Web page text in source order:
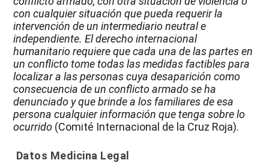
con cualquier situación que pueda requerir la
intervención de un intermediario neutral e
independiente. El derecho internacional
humanitario requiere que cada una de las partes en
un conflicto tome todas las medidas factibles para
localizar a las personas cuya desaparición como
consecuencia de un conflicto armado se ha
denunciado y que brinde a los familiares de esa
persona cualquier información que tenga sobre lo
ocurrido (Comité Internacional de la Cruz Roja).
Datos Medicina Legal